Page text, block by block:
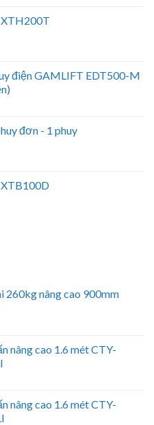
XTH200T
điện GAMLIFT EDT500-M
đơn - 1 phuy
XTB100D
260kg nâng cao 900mm
nâng cao 1.6 mét CTY-
nâng cao 1.6 mét CTY-